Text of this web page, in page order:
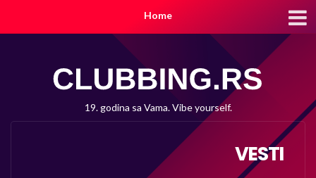
Home
19. godina sa Vama. Vibe yourself.
VESTI